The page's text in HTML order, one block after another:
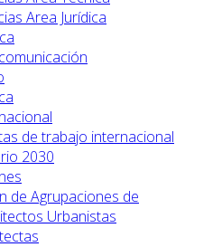
Area Jurídica
de trabajo internacional
2030
de Agrupaciones de
Urbanistas